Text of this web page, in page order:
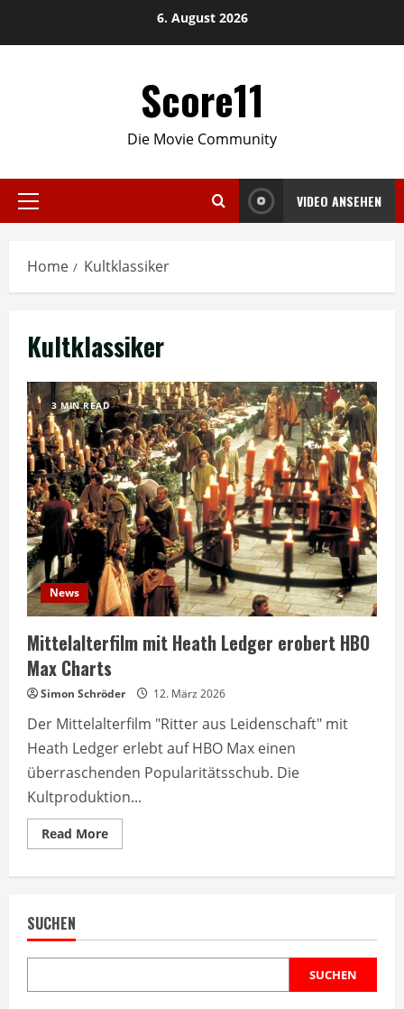
6. August 2026
Score11
Die Movie Community
Primary
VIDEO ANSEHEN
Home Kultklassiker
Kultklassiker
3 MIN READ
News
Mittelalterfilm mit Heath Ledger erobert HBO
Max Charts
Simon Schröder 12. März 2026
Der Mittelalterfilm "Ritter aus Leidenschaft" mit
Heath Ledger erlebt auf HBO Max einen
überraschenden Popularitätsschub. Die
Kultproduktion...
Read MoreRead
more
Max
Charts
SUCHEN
SUCHEN